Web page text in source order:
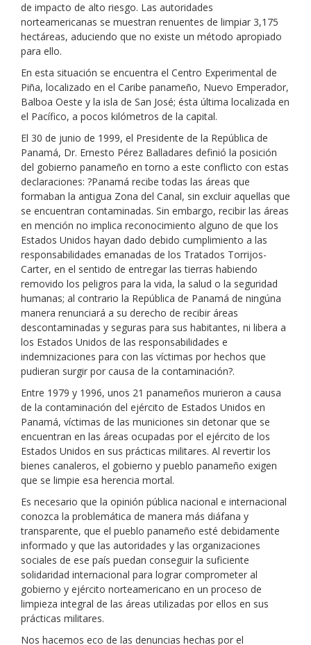
de impacto de alto riesgo. Las autoridades
norteamericanas se muestran renuentes de limpiar 3,175
hectáreas, aduciendo que no existe un método apropiado
para ello.
En esta situación se encuentra el Centro Experimental de
Piña, localizado en el Caribe panameño, Nuevo Emperador,
Balboa Oeste y la isla de San José; ésta última localizada en
el Pacífico, a pocos kilómetros de la capital.
El 30 de junio de 1999, el Presidente de la República de
Panamá, Dr. Ernesto Pérez Balladares definió la posición
del gobierno panameño en torno a este conflicto con estas
declaraciones: ?Panamá recibe todas las áreas que
formaban la antigua Zona del Canal, sin excluir aquellas que
se encuentran contaminadas. Sin embargo, recibir las áreas
en mención no implica reconocimiento alguno de que los
Estados Unidos hayan dado debido cumplimiento a las
responsabilidades emanadas de los Tratados Torrijos-
Carter, en el sentido de entregar las tierras habiendo
removido los peligros para la vida, la salud o la seguridad
humanas; al contrario la República de Panamá de ningúna
manera renunciará a su derecho de recibir áreas
descontaminadas y seguras para sus habitantes, ni libera a
los Estados Unidos de las responsabilidades e
indemnizaciones para con las víctimas por hechos que
pudieran surgir por causa de la contaminación?.
Entre 1979 y 1996, unos 21 panameños murieron a causa
de la contaminación del ejército de Estados Unidos en
Panamá, víctimas de las municiones sin detonar que se
encuentran en las áreas ocupadas por el ejército de los
Estados Unidos en sus prácticas militares. Al revertir los
bienes canaleros, el gobierno y pueblo panameño exigen
que se limpie esa herencia mortal.
Es necesario que la opinión pública nacional e internacional
conozca la problemática de manera más diáfana y
transparente, que el pueblo panameño esté debidamente
informado y que las autoridades y las organizaciones
sociales de ese país puedan conseguir la suficiente
solidaridad internacional para lograr comprometer al
gobierno y ejército norteamericano en un proceso de
limpieza integral de las áreas utilizadas por ellos en sus
prácticas militares.
Nos hacemos eco de las denuncias hechas por el